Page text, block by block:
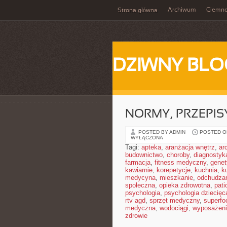
Strona główna Archiwum
DZIWNY
NORMY,
POSTED BY ADMIN POSTED
WYŁĄCZONA
Tagi: apteka, aranżacja wnętrz,
budownictwo, choroby,
farmacja, fitness medyczny,
kawiarnie, korepetycje, kuchnia,
medycyna, mieszkanie,
społeczna, opieka zdrowotna,
psychologia, psychologia
rtv agd, sprzęt medyczny,
medyczna, wodociągi,
zdrowie